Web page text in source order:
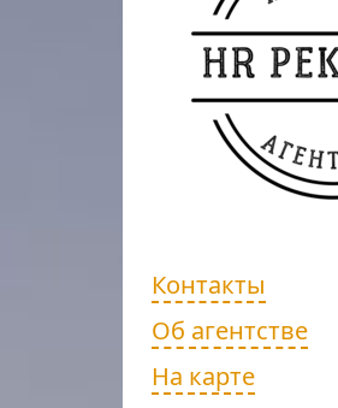
Контакты
Об агентстве
На карте